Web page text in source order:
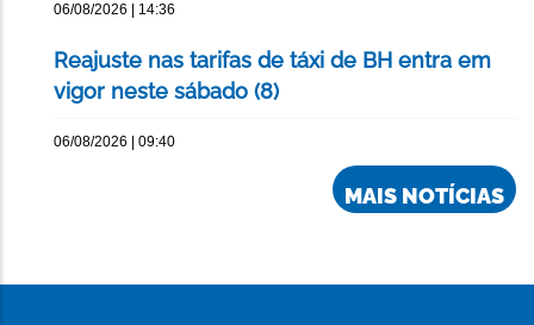
06/08/2026 | 14:36
Reajuste nas tarifas de táxi de BH entra em
vigor neste sábado (8)
06/08/2026 | 09:40
MAIS NOTÍCIAS